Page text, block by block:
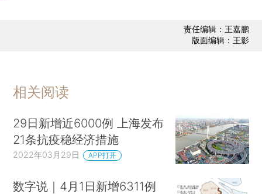
责任编辑：王嘉鹏
版面编辑：王影
相关阅读
29日新增近6000例 上海发布
21条抗疫稳经济措施
2022年03月29日 APP打开
数字说｜4月1日新增6311例